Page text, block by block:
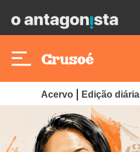
Acervo Edição diária